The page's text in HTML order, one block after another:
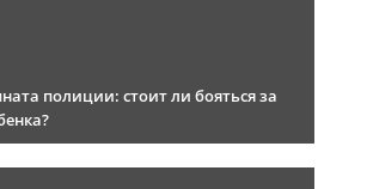
полиции: стоит ли бояться за